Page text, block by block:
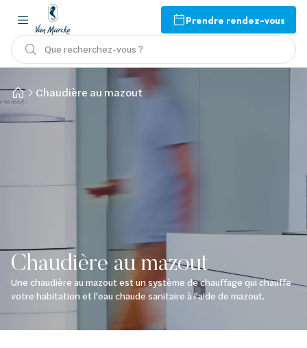
Prendre rendez-vous
Que recherchez-vous ?
Chaudière au mazout
Chaudière au mazout
Une chaudière au mazout est un système de chauffage qui chauffe
votre habitation et l'eau chaude sanitaire à l'aide de mazout.